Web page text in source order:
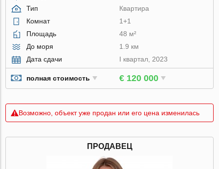
Тип
Квартира
Комнат
1+1
Площадь
48 м²
До моря
1.9 км
Дата сдачи
I квартал, 2023
полная стоимость € 120 000
Возможно, объект уже продан или его цена изменилась
ПРОДАВЕЦ